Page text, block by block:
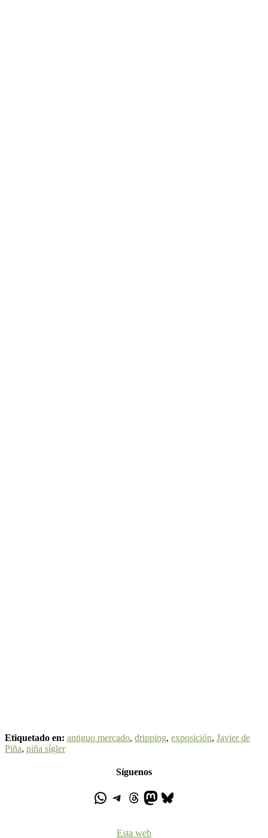
Etiquetado en: antiguo mercado, dripping, exposición, Javier de
Piña, piña sígler
Síguenos
Esta web